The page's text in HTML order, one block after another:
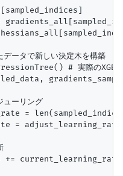
ータで新しい決定木を構築
# 実際の
ーリング
=
=
+=